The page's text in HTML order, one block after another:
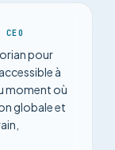
CEO
pour
à
moment où
globale et